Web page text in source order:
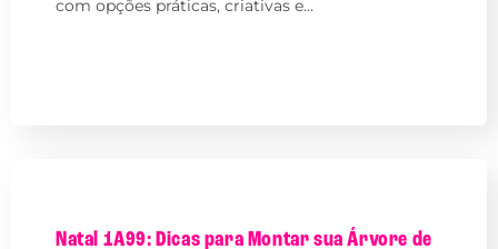
com opções práticas, criativas e…
Natal 1A99: Dicas para Montar sua Árvore de